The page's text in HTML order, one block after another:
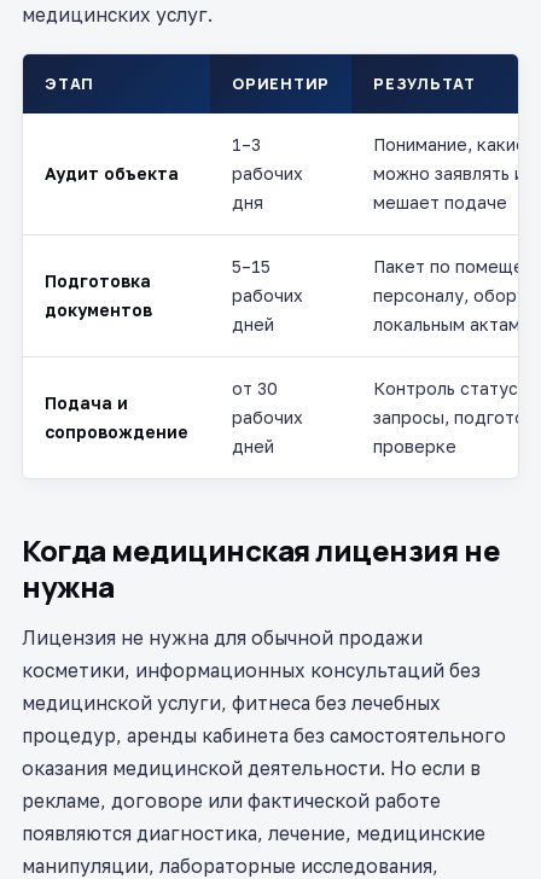
медицинских услуг.
ЭТАП ОРИЕНТИР РЕЗУЛЬТАТ
Аудит объекта
1–3
рабочих
дня
Понимание, какие
можно заявлять и
мешает подаче
Подготовка
документов
5–15
рабочих
дней
Пакет по
персоналу,
локальным актам
Подача и
сопровождение
от 30
рабочих
дней
Контроль статуса,
запросы,
проверке
Когда медицинская лицензия не
нужна
Лицензия не нужна для обычной продажи
косметики, информационных консультаций без
медицинской услуги, фитнеса без лечебных
процедур, аренды кабинета без самостоятельного
оказания медицинской деятельности. Но если в
рекламе, договоре или фактической работе
появляются диагностика, лечение, медицинские
манипуляции, лабораторные исследования,